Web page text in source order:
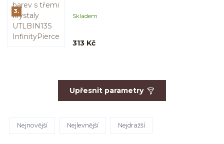
3.
Skladem
313 Kč
Upřesnit parametry
Nejnovější Nejlevnější Nejdražší